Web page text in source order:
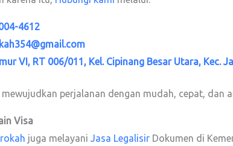
4612
VI, RT 006/011, Kel. Cipinang Besar Utara, Kec.
perjalanan dengan mudah, cepat, dan
Visa
juga melayani Jasa Legalisir Dokumen di